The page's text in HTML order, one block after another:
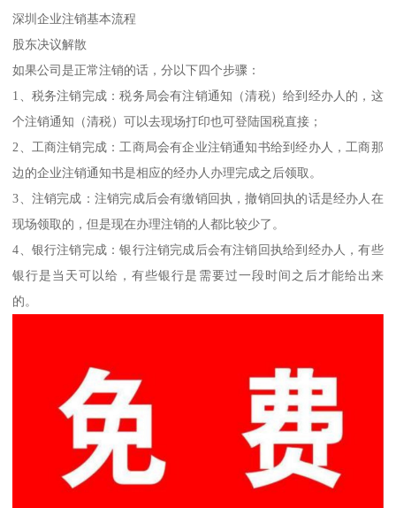
深圳企业注销基本流程
股东决议解散
如果公司是正常注销的话，分以下四个步骤：
1、税务注销完成：税务局会有注销通知（清税）给到经办人的，这
个注销通知（清税）可以去现场打印也可登陆国税直接；
2、工商注销完成：工商局会有企业注销通知书给到经办人，工商那
边的企业注销通知书是相应的经办人办理完成之后领取。
3、注销完成：注销完成后会有缴销回执，撤销回执的话是经办人在
现场领取的，但是现在办理注销的人都比较少了。
4、银行注销完成：银行注销完成后会有注销回执给到经办人，有些
银行是当天可以给，有些银行是需要过一段时间之后才能给出来
的。